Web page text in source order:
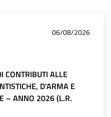
06/08/2026
CONTRIBUTI ALLE
D’ARMA E
– ANNO 2026 (L.R.